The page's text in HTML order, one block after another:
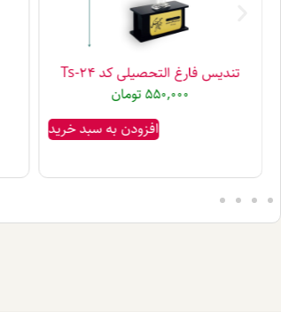
تندیس فارغ التحصیلی کد Ts-24
550,000 تومان
افزودن به سبد خرید